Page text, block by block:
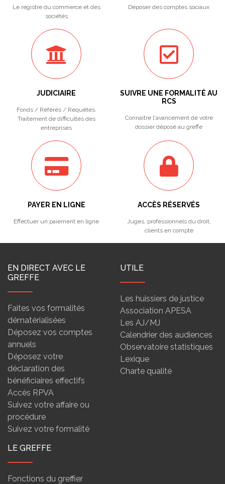
Le registre du commerce et des
sociétés
Déposer des comptes sociaux
JUDICIAIRE
Fonds / Référés / Requêtes.
Traitement de difficultés des
entreprises
SUIVRE UNE FORMALITÉ AU
RCS
Connaitre l'avancement de votre
dossier déposé au greffe
PAYER EN LIGNE
Effectuer un paiement en ligne
ACCÈS RÉSERVÉS
Juges, professionnels du droit,
clients en compte
EN DIRECT AVEC LE
GREFFE
Faites vos formalités
dématérialisées
Déposez vos comptes
annuels
Déposez votre
déclaration des
bénéficiaires effectifs
Accès RPVA
Suivez votre affaire ou
procédure
Suivez votre formalité
UTILE
Les huissiers de justice
Association APESA
Les AJ/MJ
Calendrier des audiences
Observatoire statistiques
Lexique
Charte qualité
LE GREFFE
Fonctions du greffier